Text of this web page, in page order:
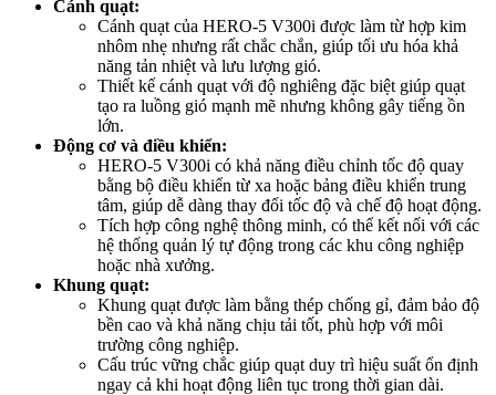
Cánh quạt:
Cánh quạt của HERO-5 V300i được làm từ hợp kim
nhôm nhẹ nhưng rất chắc chắn, giúp tối ưu hóa khả
năng tản nhiệt và lưu lượng gió.
Thiết kế cánh quạt với độ nghiêng đặc biệt giúp quạt
tạo ra luồng gió mạnh mẽ nhưng không gây tiếng ồn
lớn.
Động cơ và điều khiển:
HERO-5 V300i có khả năng điều chỉnh tốc độ quay
bằng bộ điều khiển từ xa hoặc bảng điều khiển trung
tâm, giúp dễ dàng thay đổi tốc độ và chế độ hoạt động.
Tích hợp công nghệ thông minh, có thể kết nối với các
hệ thống quản lý tự động trong các khu công nghiệp
hoặc nhà xưởng.
Khung quạt:
Khung quạt được làm bằng thép chống gỉ, đảm bảo độ
bền cao và khả năng chịu tải tốt, phù hợp với môi
trường công nghiệp.
Cấu trúc vững chắc giúp quạt duy trì hiệu suất ổn định
ngay cả khi hoạt động liên tục trong thời gian dài.